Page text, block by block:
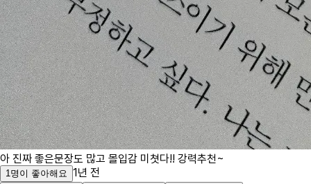
아 진짜 좋은문장도 많고 몰입감 미쳣다!! 강력추천~
1 명 이 좋아해요 1년 전